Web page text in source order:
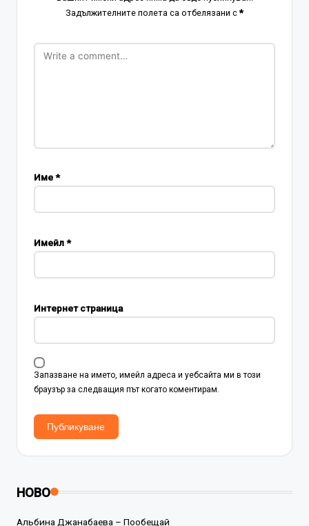
Задължителните полета са отбелязани с*
Име*
Имейл*
Интернет страница
Запазване на името, имейл адреса и уебсайта ми в този
браузър за следващия път когато коментирам.
НОВО
Альбина Джанабаева – Пообещай